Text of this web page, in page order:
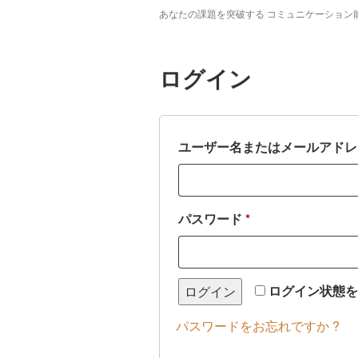
あなたの課題を突破する コミュニケーション
ログイン
ユーザー名またはメールアド
パスワード*必
ログイン状態
ログイン
パスワードをお忘れですか ?